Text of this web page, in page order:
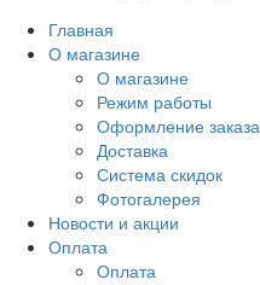
Главная
О магазине
О магазине
Режим работы
Оформление заказа
Доставка
Система скидок
Фотогалерея
Новости и акции
Оплата
Оплата